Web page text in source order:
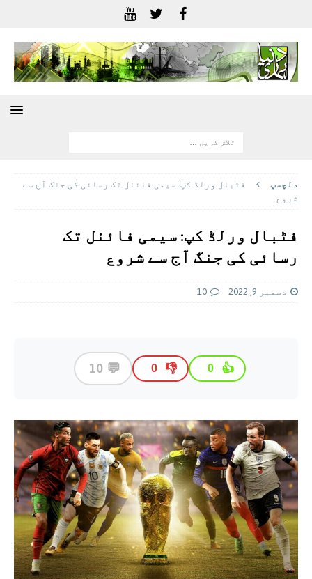
دلچسپ
فٹبال ورلڈ کپ: سیمی فائنل تک رسائی کی جنگ آج سے
شروع
فٹبال ورلڈ کپ: سیمی فائنل تک
رسائی کی جنگ آج سے شروع
دسمبر 9, 2022 10
👍
0
👎
0
💬
10